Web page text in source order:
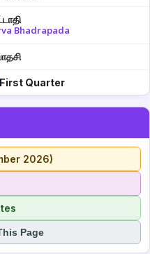
Bhadrapada
First Quarter
2026)
Page